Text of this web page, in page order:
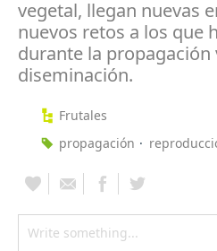
vegetal, llegan nuevas
nuevos retos a los que
durante la
diseminación.
Frutales
propagación